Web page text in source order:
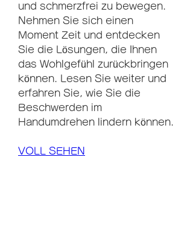
und schmerzfrei zu bewegen.
Nehmen Sie sich einen
Moment Zeit und entdecken
Sie die Lösungen, die Ihnen
das Wohlgefühl zurückbringen
können. Lesen Sie weiter und
erfahren Sie, wie Sie die
Beschwerden im
Handumdrehen lindern können.
VOLL SEHEN